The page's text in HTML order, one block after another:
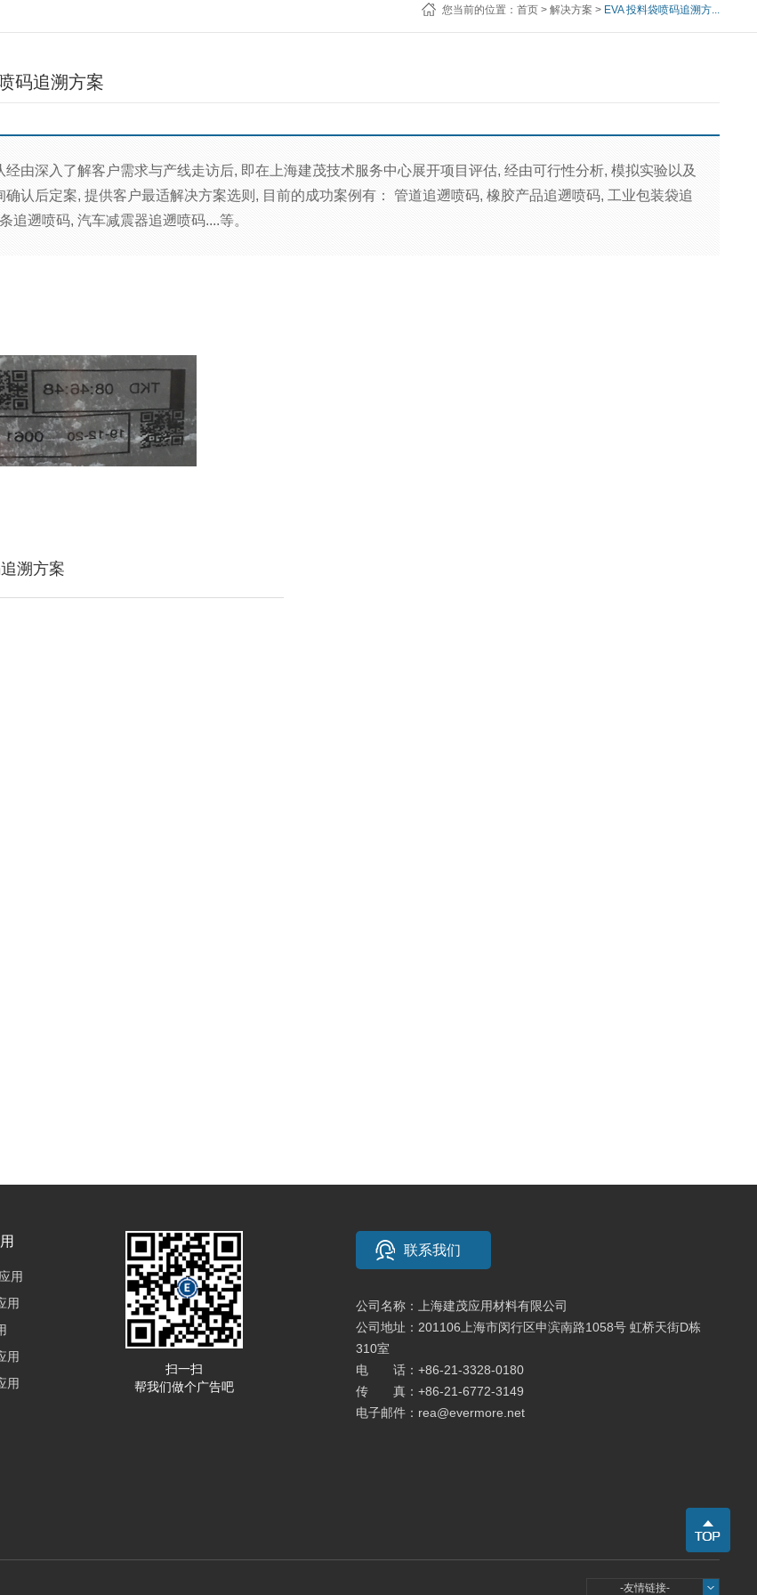
您当前的位置： 首页 > 解决方案 > EVA 投料袋喷码追溯方...
码追溯方案
经由深入了解客户需求与产线走访后, 即在上海建茂技术服务中心展开项目评估, 经由可行性分析, 模拟实验以及
确认后定案, 提供客户最适解决方案选则, 目前的成功案例有： 管道追遡喷码, 橡胶产品追遡喷码, 工业包装袋追
追遡喷码, 汽车减震器追遡喷码....等。
溯方案
用
用
用
用
扫一扫
帮我们做个广告吧
联系我们
公司名称：上海建茂应用材料有限公司
公司地址：201106上海市闵行区申滨南路1058号 虹桥天街D栋
310室
电 话： +86-21-3328-0180
传 真：+86-21-6772-3149
电子邮件： rea@evermore.net
-友情链接-